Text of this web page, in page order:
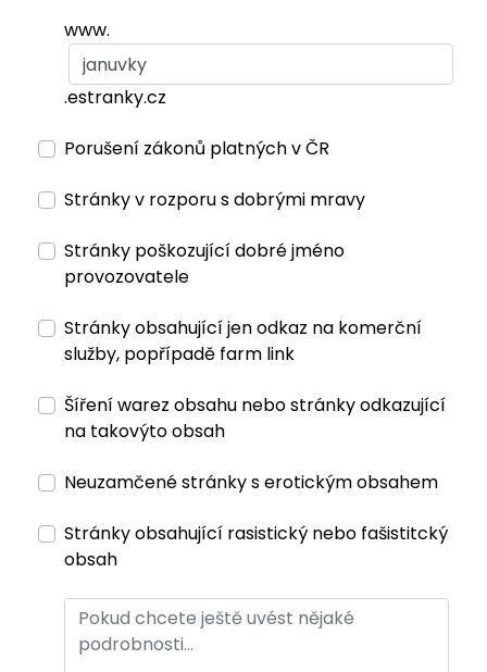
www.
.estranky.cz
Porušení zákonů platných v ČR
Stránky v rozporu s dobrými mravy
Stránky poškozující dobré jméno
provozovatele
Stránky obsahující jen odkaz na komerční
služby, popřípadě farm link
Šíření warez obsahu nebo stránky odkazující
na takovýto obsah
Neuzamčené stránky s erotickým obsahem
Stránky obsahující rasistický nebo fašistitcký
obsah